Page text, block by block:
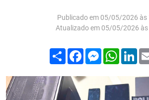
Publicado em 05/05/2026 às
Atualizado em 05/05/2026 às
Compartilhar
FacebookMessenger